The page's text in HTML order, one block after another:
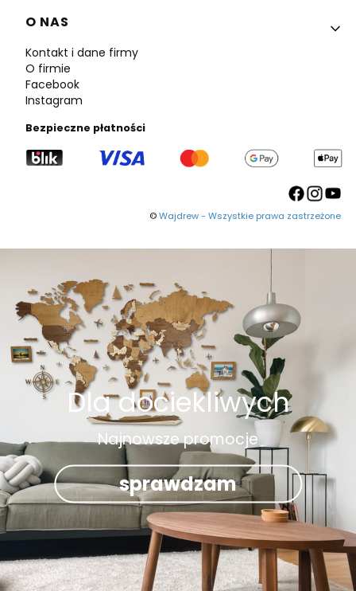
O NAS
Kontakt i dane firmy
O firmie
Facebook
Instagram
Bezpieczne płatności
©Wajdrew - Wszystkie prawa zastrzeżone
Dla dociekliwych
Najnowsze promocje
sprawdzam